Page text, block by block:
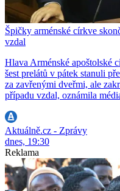
Špičky arménské církve
vzdal
Hlava Arménské apoštolské
šest prelátů v pátek stanuli
za zavřenými dveřmi, ale
případu vzdal, oznámila
Aktuálně.cz - Zprávy
dnes, 19:30
Reklama